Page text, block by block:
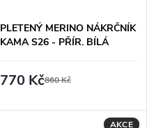
PLETENÝ MERINO NÁKRČNÍK
KAMA S26 - PŘÍR. BÍLÁ
770 Kč860 Kč
AKCE